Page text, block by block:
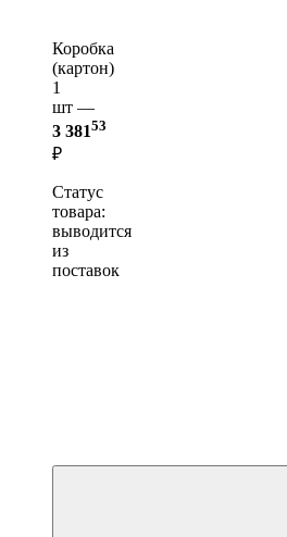
Коробка
(картон)
1
шт —
3 38153
₽
Статус
товара:
выводится
из
поставок